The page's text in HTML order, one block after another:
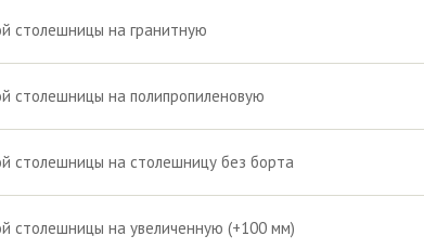
столешницы на гранитную
столешницы на полипропиленовую
столешницы на столешницу без борта
столешницы на увеличенную (+100 мм)